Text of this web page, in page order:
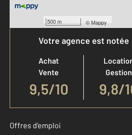
500 m ©Mappy
Votre agence est notée
Achat
Vente
9,5/10
Gestion
9,8/
Offres d'emploi